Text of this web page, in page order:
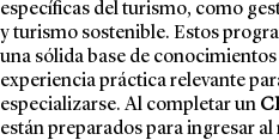
específicas del turismo, como
y turismo sostenible. Estos
una sólida base de
experiencia práctica relevante
especializarse. Al completar un
están preparados para ingresar